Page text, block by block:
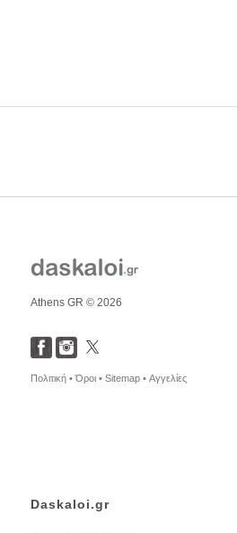
Athens GR © 2026
Πολιτική •Όροι • Sitemap • Αγγελίες
Daskaloi.gr